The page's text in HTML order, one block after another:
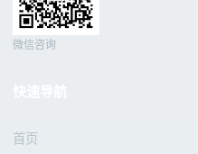
微信咨询
首页